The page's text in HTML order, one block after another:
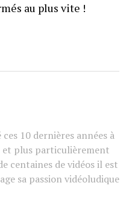
au plus vite !
10 dernières années à
plus particulièrement
centaines de vidéos il est
sa passion vidéoludique